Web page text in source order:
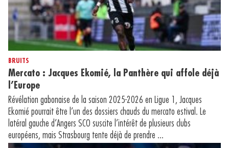
BRUITS
Mercato : Jacques Ekomié, la Panthère qui affole déjà
l’Europe
Révélation gabonaise de la saison 2025-2026 en Ligue 1, Jacques
Ekomié pourrait être l’un des dossiers chauds du mercato estival. Le
latéral gauche d’Angers SCO suscite l’intérêt de plusieurs clubs
européens, mais Strasbourg tente déjà de prendre ...